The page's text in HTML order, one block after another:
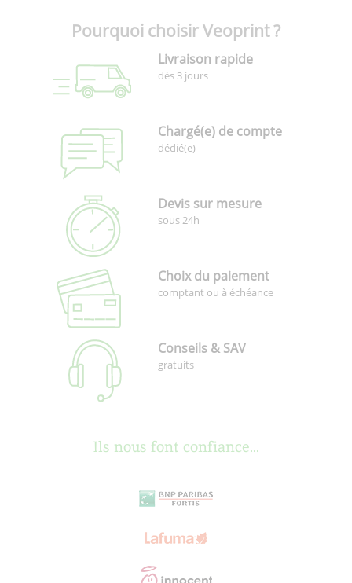
Pourquoi choisir Veoprint ?
Livraison rapide
dès 3 jours
Chargé(e) de compte
dédié(e)
Devis sur mesure
sous 24h
Choix du paiement
comptant ou à échéance
Conseils & SAV
gratuits
Ils nous font confiance...